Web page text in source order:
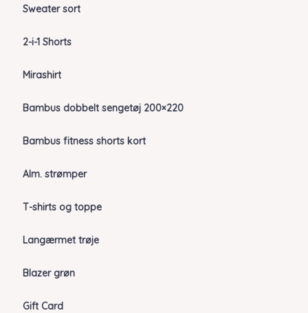
Sweater sort
2-i-1 Shorts
Mirashirt
Bambus dobbelt sengetøj 200×220
Bambus fitness shorts kort
Alm. strømper
T-shirts og toppe
Langærmet trøje
Blazer grøn
Gift Card